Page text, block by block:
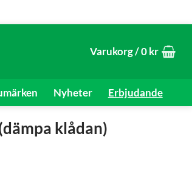
Varukorg /0 kr
Nyheter Erbjudande
klådan)